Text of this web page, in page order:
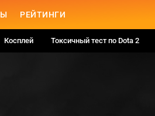
РЕЙТИНГИ
Косплей Токсичный тест по Dota 2